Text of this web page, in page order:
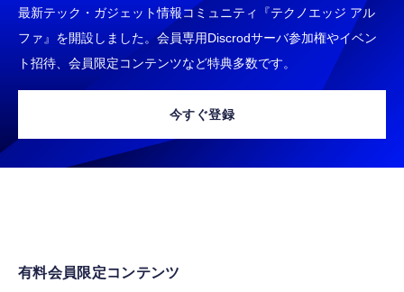
最新テック・ガジェット情報コミュニティ『テクノエッジ アル
ファ』を開設しました。会員専用Discrodサーバ参加権やイベン
ト招待、会員限定コンテンツなど特典多数です。
今すぐ登録
有料会員限定コンテンツ